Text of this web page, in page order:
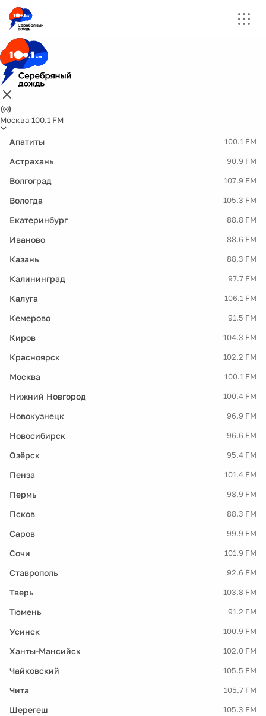
Москва 100.1 FM
Апатиты 100.1 FM
Астрахань 90.9 FM
Волгоград 107.9 FM
Вологда 105.3 FM
Екатеринбург 88.8 FM
Иваново 88.6 FM
Казань 88.3 FM
Калининград 97.7 FM
Калуга 106.1 FM
Кемерово 91.5 FM
Киров 104.3 FM
Красноярск 102.2 FM
Москва 100.1 FM
Нижний Новгород 100.4 FM
Новокузнецк 96.9 FM
Новосибирск 96.6 FM
Озёрск 95.4 FM
Пенза 101.4 FM
Пермь 98.9 FM
Псков 88.3 FM
Саров 99.9 FM
Сочи 101.9 FM
Ставрополь 92.6 FM
Тверь 103.8 FM
Тюмень 91.2 FM
Усинск 100.9 FM
Ханты-Мансийск 102.0 FM
Чайковский 105.5 FM
Чита 105.7 FM
Шерегеш 105.3 FM